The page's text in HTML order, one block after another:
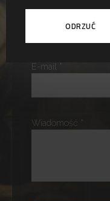
ODRZUĆ
Imię i nazwisko
E-mail *
Wiadomość *